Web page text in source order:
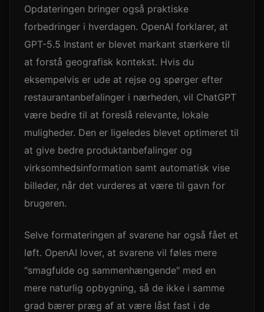
Opdateringen bringer også praktiske
forbedringer i hverdagen. OpenAI forklarer, at
GPT-5.5 Instant er blevet markant stærkere til
at forstå geografisk kontekst. Hvis du
eksempelvis er ude at rejse og spørger efter
restaurantanbefalinger i nærheden, vil ChatGPT
være bedre til at foreslå relevante, lokale
muligheder. Den er ligeledes blevet optimeret til
at give bedre produktanbefalinger og
virksomhedsinformation samt automatisk vise
billeder, når det vurderes at være til gavn for
brugeren.
Selve formateringen af svarene har også fået et
løft. OpenAI lover, at svarene vil føles mere
"smagfulde og sammenhængende" med en
mere naturlig opbygning, så de ikke i samme
grad bærer præg af at være låst fast i de